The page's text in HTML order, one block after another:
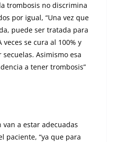
trombosis no discrimina
por igual, “Una vez que
puede ser tratada para
se cura al 100% y
Asimismo esa
a tener trombosis”
a estar adecuadas
paciente, “ya que para